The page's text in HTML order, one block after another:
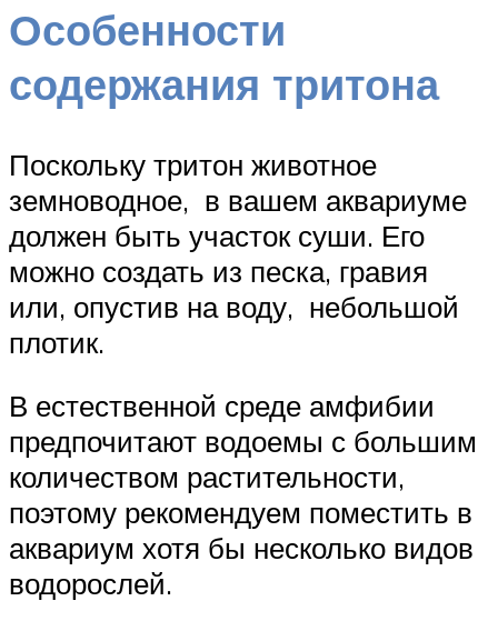
Особенности
содержания тритона
Поскольку тритон животное
земноводное, в вашем аквариуме
должен быть участок суши. Его
можно создать из песка, гравия
или, опустив на воду, небольшой
плотик.
В естественной среде амфибии
предпочитают водоемы с большим
количеством растительности,
поэтому рекомендуем поместить в
аквариум хотя бы несколько видов
водорослей.